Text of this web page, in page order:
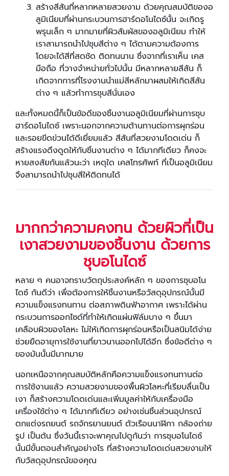
สร้างสีสันที่หลากหลายสวยงาม ด้วยคุณสมบัติของอ
ลูมิเนียมที่ผ่านกระบวนการฮาร์ดอโนไดซ์นั้น จะเกิดรู
พรุนเล็ก ๆ มากมายที่ผิวสัมผัสของอลูมิเนียม ทำให้
เราสามารถนำไปชุบสีต่าง ๆ ได้ตามความต้องการ
โดยจะได้สีที่สดชัด ติดทนนาน ซึ่งจากที่เราเห็น เคส
มือถือ ที่วางจำหน่ายทั่วไปนั้น มีหลากหลายสีสัน ก็
เกิดจากการที่โรงงานนำแม่สีหลักมาผสมให้เกิดสีสัน
ต่าง ๆ แล้วทำการชุบสีนั่นเอง
และทั้งหมดนี้ก็เป็นข้อดีของชิ้นงานอลูมิเนียมที่ผ่านการชุบ
ฮาร์ดอโนไดซ์ เพราะนอกจากความต้านทานต่อการผุกร่อน
และรอยขีดข่วนได้ดีเยี่ยมแล้ว สีสันที่สวยงามโดดเด่น ก็
สร้างแรงดึงดูดให้กับชิ้นงานต่าง ๆ ได้มากทีเดียว ก็คงจะ
หายสงสัยกันแล้วนะว่า เหตุใด เคสโทรศัพท์ ที่เป็นอลูมิเนียม
จึงสามารถนำไปชุบสีให้ติดทนได้
มากกว่าความคงทน ด้วยผิวที่เป็น
เงาสวยงามของชิ้นงาน ด้วยการ
ชุบอโนไดซ์
หลาย ๆ คนอาจทราบวัตถุประสงค์หลัก ๆ ของการชุบอโน
ไดซ์ กันดีว่า เพื่อต้องการให้ชิ้นงานหรือวัสดุอุปกรณ์นั้นมี
ความแข็งแรงทนทาน ต่อสภาพดินฟ้าอากาศ เพราะได้ผ่าน
กระบวนการออกไซด์ที่ทำให้เกิดแผ่นฟิล์มบาง ๆ ขึ้นมา
เคลือบผิวของโลหะ ไม่ให้เกิดการผุกร่อนหรือเป็นสนิมได้ง่าย
ช่วยยืดอายุการใช้งานที่ยาวนานออกไปได้อีก ซึ่งข้อดีต่าง ๆ
ของมันนั้นมีมากมาย
นอกเหนือจากคุณสมบัติหลักคือความแข็งแรงทนทานต่อ
การใช้งานแล้ว ความสวยงามของพื้นผิวโลหะที่เรียบลื่นเป็น
เงา ก็สร้างความโดดเด่นและเพิ่มมูลค่าให้กับเครื่องมือ
เครื่องใช้ต่าง ๆ ได้มากทีเดียว อย่างเช่นชิ้นส่วนอุปกรณ์
ตกแต่งรถยนต์ รถจักรยานยนต์ ตัวเรือนนาฬิกา กล้องถ่าย
รูป เป็นต้น ซึ่งวันนี้เราจะพาคุณไปดูกันว่า การชุบอโนไดซ์
นั้นมีขั้นตอนสำคัญอย่างไร ที่สร้างความโดดเด่นสวยงามให้
กับวัสดุอุปกรณ์ของคุณ